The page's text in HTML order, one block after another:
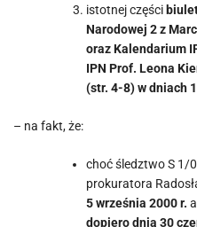
istotnej części
Narodowej 2 z
oraz Kalendarium
IPN Prof. Leona
(str. 4-8) w dniach
– na fakt, że:
choć śledztwo S 1/
prokuratora
5 września 2000 r. a
dopiero dnia 30